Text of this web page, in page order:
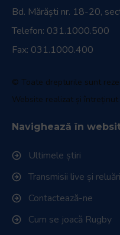
Bd. Mărăști nr. 18-20,
Telefon: 031.1000.500
Fax: 031.1000.400
© Toate drepturile sunt
Website realizat și întreținut
Navighează în
Ultimele știri
Transmisii live și reluări
Contactează-ne
Cum se joacă Rugby